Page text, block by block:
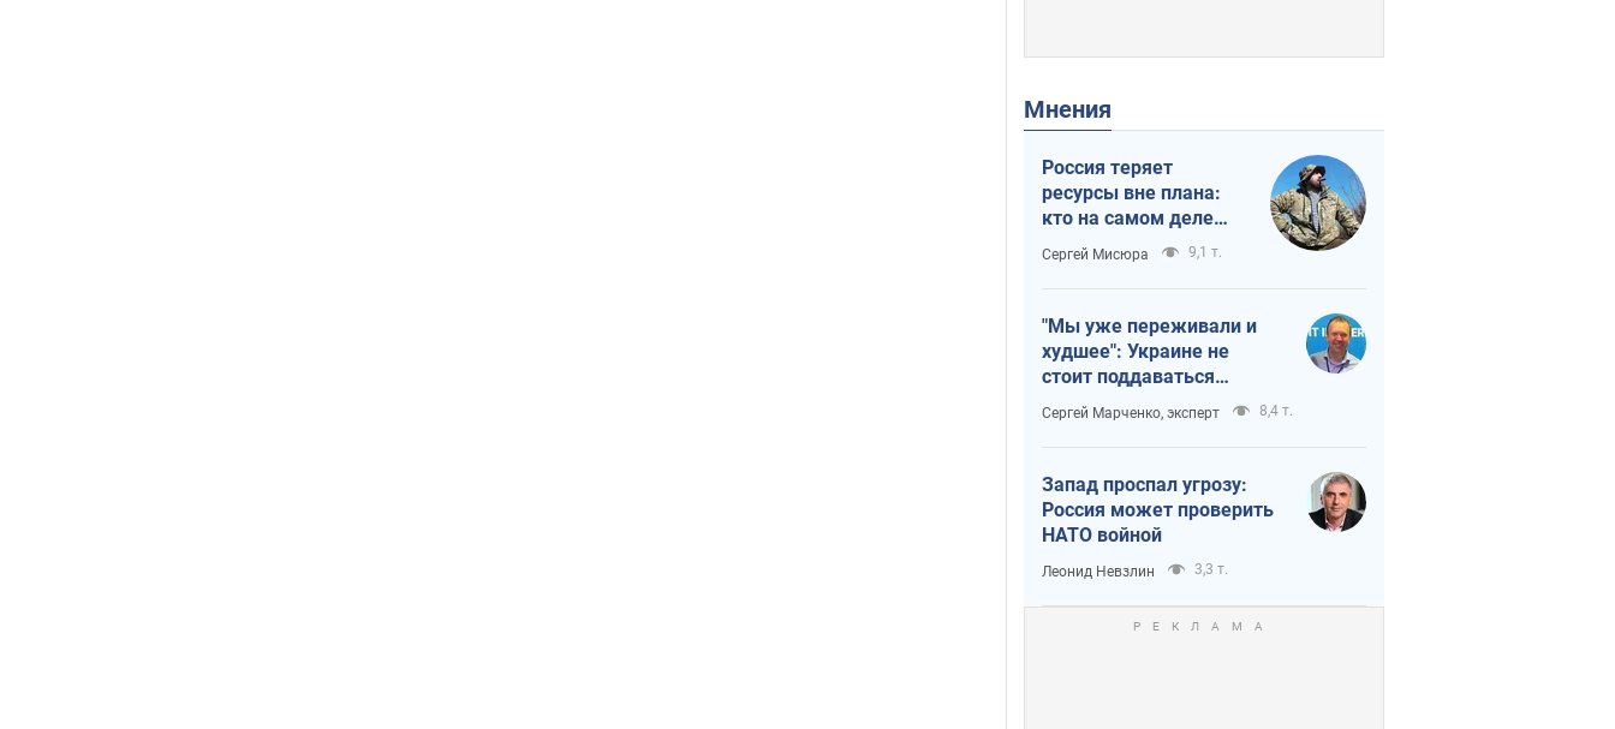
Мнения
Россия теряет
ресурсы вне плана:
кто на самом деле
диктует темп войны
Сергей Мисюра 9,1 т.
"Мы уже переживали и
худшее": Украине не
стоит поддаваться
отчаянию из-за
ракетного террора
Сергей Марченко, эксперт 8,4 т.
Запад проспал угрозу:
Россия может проверить
НАТО войной
Леонид Невзлин 3,3 т.